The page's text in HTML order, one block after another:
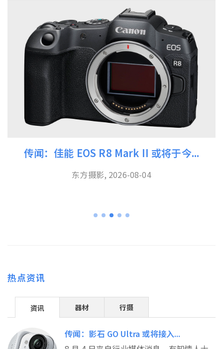
传闻：佳能 EOS R8 Mark II 或将于今...
东方摄影, 2026-08-04
热点资讯
资讯 器材 行摄
传闻：影石 GO Ultra 或将接入...